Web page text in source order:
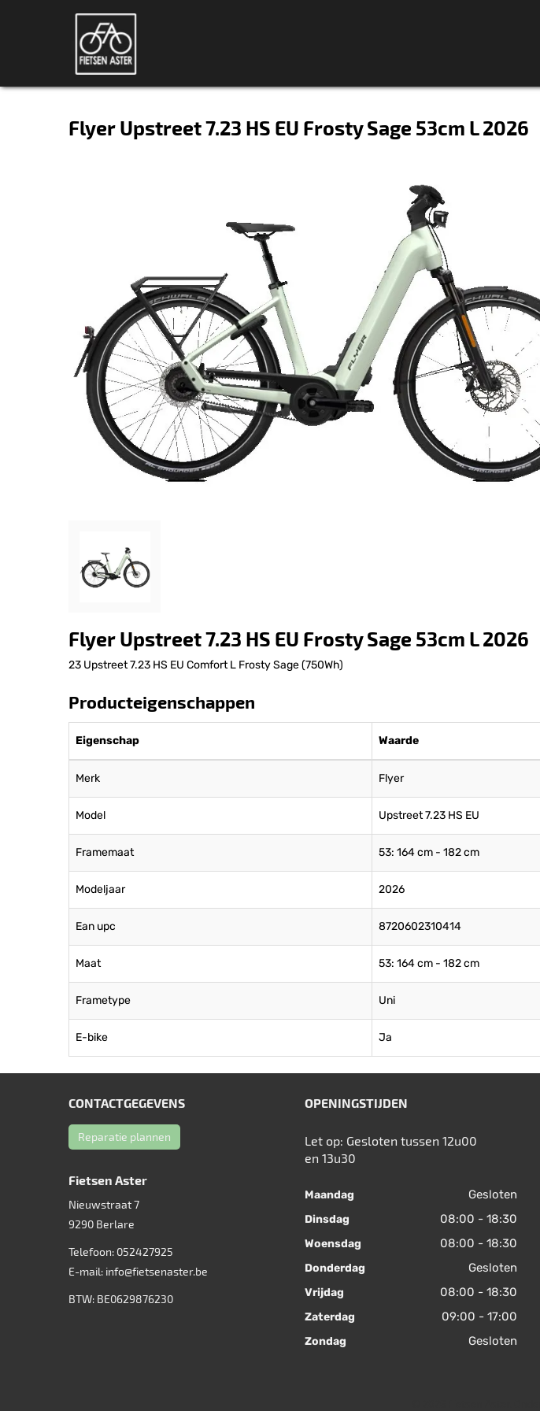
Flyer Upstreet 7.23 HS EU Frosty Sage 53cm L 2026
Flyer Upstreet 7.23 HS EU Frosty Sage 53cm L 2026
23 Upstreet 7.23 HS EU Comfort L Frosty Sage (750Wh)
Producteigenschappen
Eigenschap Waarde
Merk Flyer
Model Upstreet 7.23 HS EU
Framemaat 53: 164 cm - 182 cm
Modeljaar 2026
Ean upc 8720602310414
Maat 53: 164 cm - 182 cm
Frametype Uni
E-bike Ja
CONTACTGEGEVENS
Reparatie plannen
Fietsen Aster
Nieuwstraat 7
9290 Berlare
Telefoon: 052427925
E-mail: info@fietsenaster.be
BTW: BE0629876230
OPENINGSTIJDEN
Let op: Gesloten tussen 12u00
en 13u30
Maandag Gesloten
Dinsdag 08:00 - 18:30
Woensdag 08:00 - 18:30
Donderdag Gesloten
Vrijdag 08:00 - 18:30
Zaterdag 09:00 - 17:00
Zondag Gesloten